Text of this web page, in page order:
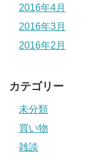
2016年4月
2016年3月
2016年2月
カテゴリー
未分類
買い物
雑談